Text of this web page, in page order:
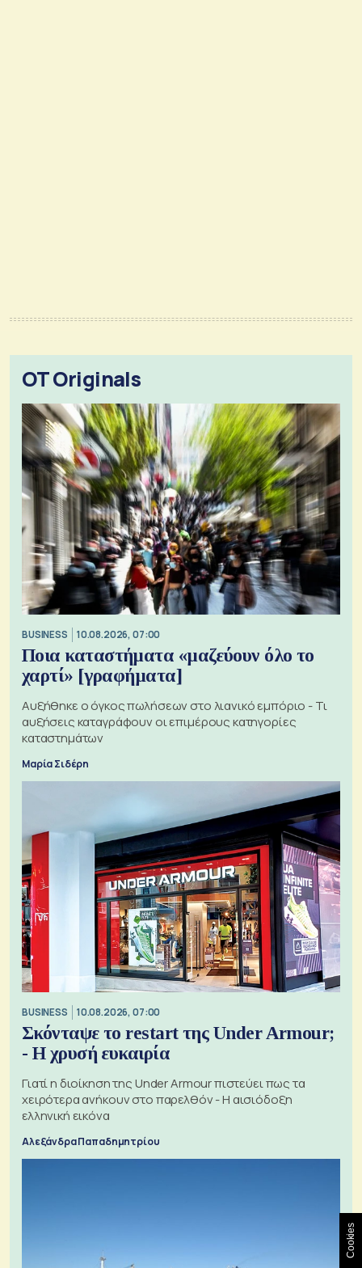
OT Originals
BUSINESS 10.08.2026, 07:00
Ποια καταστήματα «μαζεύουν όλο το
χαρτί» [γραφήματα]
Αυξήθηκε ο όγκος πωλήσεων στο λιανικό εμπόριο - Τι
αυξήσεις καταγράφουν οι επιμέρους κατηγορίες
καταστημάτων
Μαρία Σιδέρη
BUSINESS 10.08.2026, 07:00
Σκόνταψε το restart της Under Armour;
- Η χρυσή ευκαιρία
Γιατί η διοίκηση της Under Armour πιστεύει πως τα
χειρότερα ανήκουν στο παρελθόν - Η αισιόδοξη
ελληνική εικόνα
Αλεξάνδρα Παπαδημητρίου
Cookies